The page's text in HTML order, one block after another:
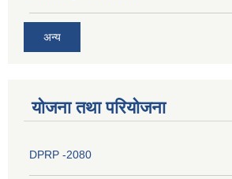
अन्य
योजना तथा परियोजना
DPRP -2080